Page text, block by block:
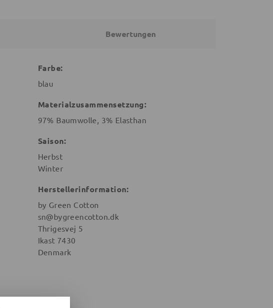
Bewertungen
Farbe:
blau
Materialzusammensetzung:
97% Baumwolle, 3% Elasthan
Saison:
Herbst
Winter
Herstellerinformation:
by Green Cotton
sn@bygreencotton.dk
Thrigesvej 5
Ikast 7430
Denmark